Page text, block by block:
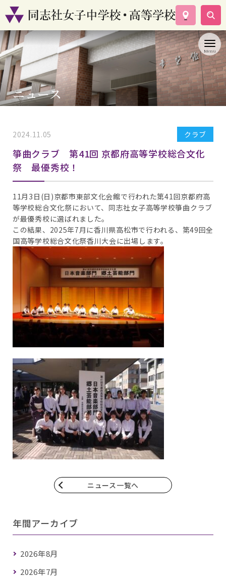
学校案内
コース紹介
学校生活
入試情報
資料請求
ニュース
2024.11.05 クラブ
箏曲クラブ 第41回 京都府高等学校総合文化
祭 最優秀校！
11月3日(日)京都市東部文化会館で行われた第41回京都府高
等学校総合文化祭において、同志社女子高等学校箏曲クラブ
が最優秀校に選ばれました。
この結果、2025年7月に香川県高松市で行われる、第49回全
国高等学校総合文化祭香川大会に出場します。
ニュース一覧へ
年間アーカイブ
2026年8月
2026年7月